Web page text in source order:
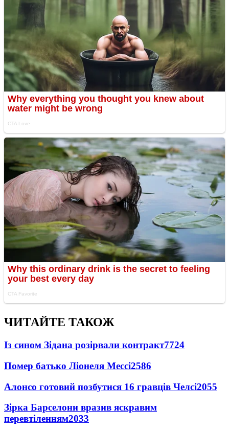
ЧИТАЙТЕ ТАКОЖ
Із сином Зідана розірвали контракт7724
Помер батько Ліонеля Мессі2586
Алонсо готовий позбутися 16 гравців Челсі2055
Зірка Барселони вразив яскравим
перевтіленням2033